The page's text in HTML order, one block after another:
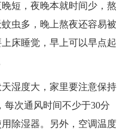
短，夜晚本就时间少，熬
虫多，晚上熬夜还容易被
床睡觉，早上可以早点起
湿度大，家里要注意保持
每次通风时间不少于30分
除湿器。另外，空调温度